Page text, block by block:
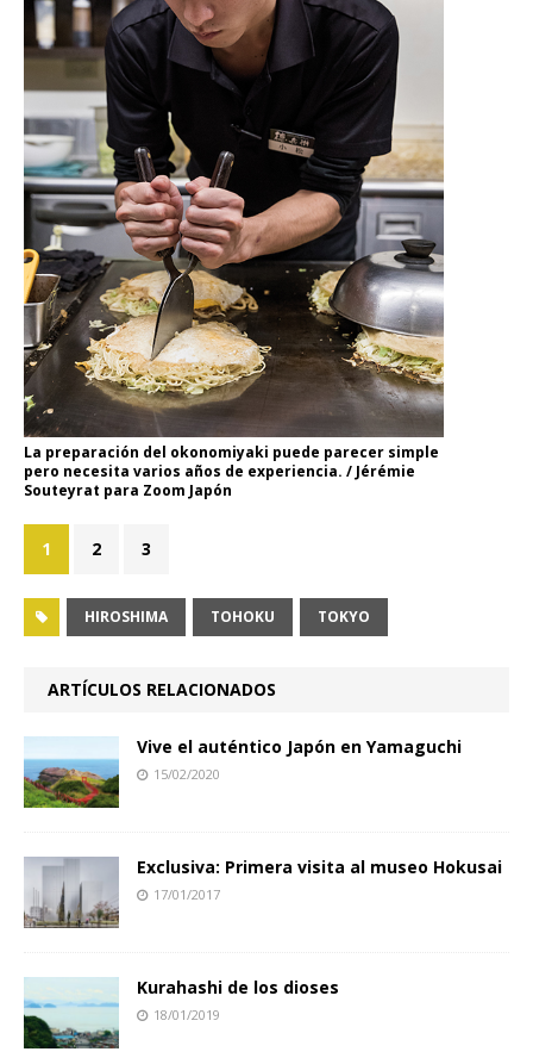
La preparación del okonomiyaki puede parecer simple
pero necesita varios años de experiencia. / Jérémie
Souteyrat para Zoom Japón
1 2 3
HIROSHIMA TOHOKU TOKYO
ARTÍCULOS RELACIONADOS
Vive el auténtico Japón en Yamaguchi
15/02/2020
Exclusiva: Primera visita al museo Hokusai
17/01/2017
Kurahashi de los dioses
18/01/2019